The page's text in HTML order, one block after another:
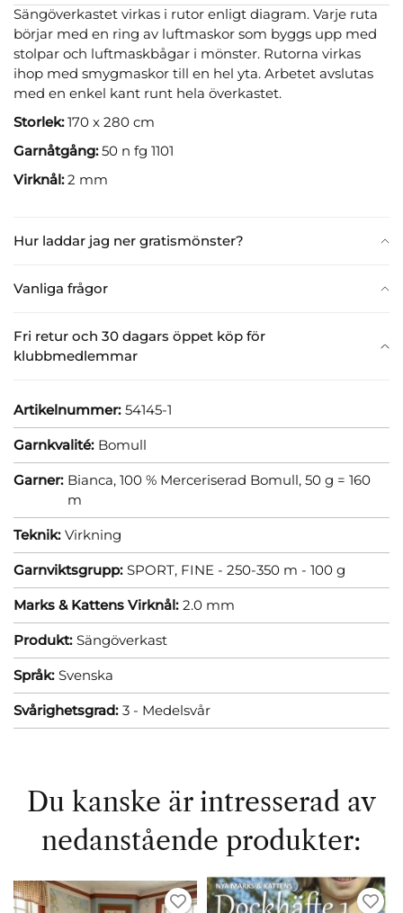
Hur laddar jag ner gratismönster?
Vanliga frågor
Fri retur och 30 dagars öppet köp för
klubbmedlemmar
Sängöverkastet virkas i rutor enligt diagram. Varje ruta
börjar med en ring av luftmaskor som byggs upp med
stolpar och luftmaskbågar i mönster. Rutorna virkas
ihop med smygmaskor till en hel yta. Arbetet avslutas
med en enkel kant runt hela överkastet.
Storlek:170 x 280 cm
Garnåtgång:50 n fg 1101
Virknål:2 mm
Artikelnummer: 54145-1
Garnkvalité: Bomull
Garner: Bianca, 100 % Merceriserad Bomull, 50 g = 160
m
Teknik: Virkning
Garnviktsgrupp: SPORT, FINE - 250-350 m - 100 g
Marks & Kattens Virknål: 2.0 mm
Produkt: Sängöverkast
Språk: Svenska
Svårighetsgrad: 3 - Medelsvår
Du kanske är intresserad av
nedanstående produkter: